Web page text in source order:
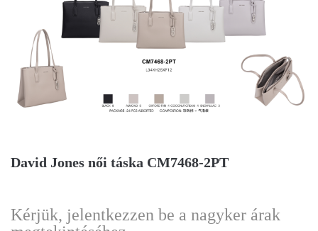
David Jones női táska CM7468-2PT
Kérjük, jelentkezzen be a nagyker árak